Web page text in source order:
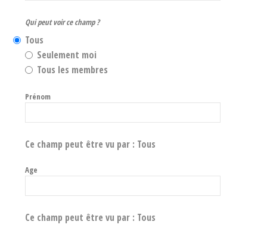
Qui peut voir ce champ ?
Tous
Seulement moi
Tous les membres
Prénom
Ce champ peut être vu par : Tous
Age
Ce champ peut être vu par : Tous